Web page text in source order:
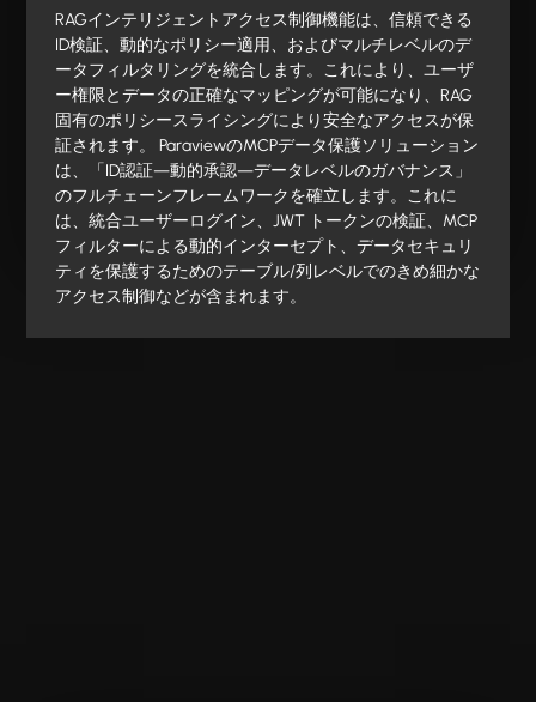
RAGインテリジェントアクセス制御機能は、信頼できる
ID検証、動的なポリシー適用、およびマルチレベルのデ
ータフィルタリングを統合します。これにより、ユーザ
ー権限とデータの正確なマッピングが可能になり、RAG
固有のポリシースライシングにより安全なアクセスが保
証されます。ParaviewのMCPデータ保護ソリューション
は、「ID認証—動的承認—データレベルのガバナンス」
のフルチェーンフレームワークを確立します。これに
は、統合ユーザーログイン、JWT トークンの検証、MCP
フィルターによる動的インターセプト、データセキュリ
ティを保護するためのテーブル/列レベルでのきめ細かな
アクセス制御などが含まれます。